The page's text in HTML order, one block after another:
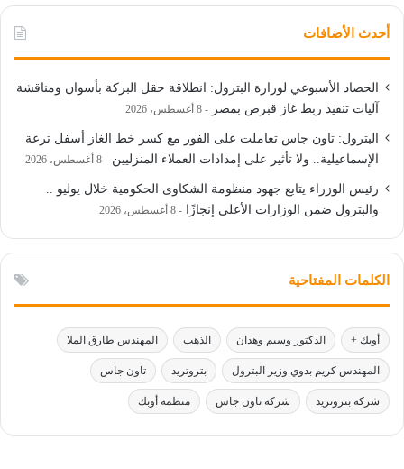
أحدث الأضافات
الحصاد الأسبوعي لوزارة البترول: انطلاقة حقل البركة بأسوان ومناقشة
آليات تنفيذ ربط غاز قبرص بمصر
8 أغسطس، 2026
البترول: تاون جاس تعاملت على الفور مع كسر خط الغاز أسفل ترعة
الإسماعيلية.. ولا تأثير على إمدادات العملاء المنزليين
8 أغسطس، 2026
رئيس الوزراء يتابع جهود منظومة الشكاوى الحكومية خلال يوليو ..
والبترول ضمن الوزارات الأعلى إنجازًا
8 أغسطس، 2026
الكلمات المفتاحية
أوبك + الدكتور وسيم وهدان الذهب المهندس طارق الملا
المهندس كريم بدوي وزير البترول بتروتريد تاون جاس
شركة بتروتريد شركة تاون جاس منظمة أوبك